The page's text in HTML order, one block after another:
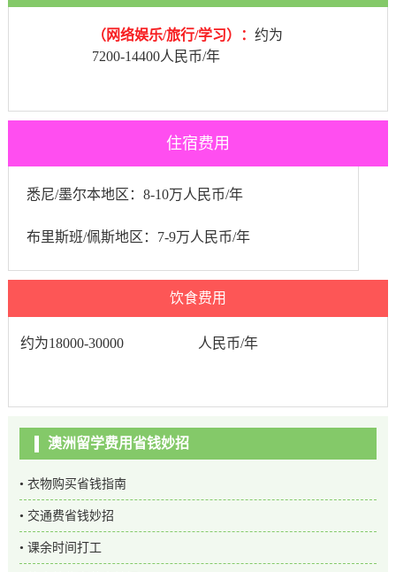
（网络娱乐/旅行/学习）： 约为
7200-14400人民币/年
住宿费用
悉尼/墨尔本地区：8-10万人民币/年
布里斯班/佩斯地区：7-9万人民币/年
阿德雷德地区：6-8万人民币/年
塔斯马尼亚及北领地：5-6万人民币/年
饮食费用
约为18000-30000 人民币/年
澳洲留学费用省钱妙招
• 衣物购买省钱指南
• 交通费省钱妙招
• 课余时间打工